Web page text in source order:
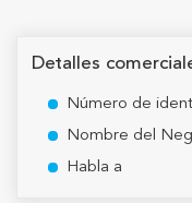
Detalles
Número de
Nombre del
Habla a